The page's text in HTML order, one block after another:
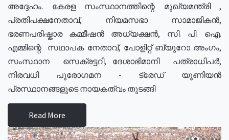
അദ്ദേഹം. കേരള സംസ്ഥാനത്തിന്റെ മുഖ്യമന്ത്രി ,
പ്രതിപക്ഷനേതാവ്, നിയമസഭാ സാമാജികൻ,
ഭരണപരിഷ്കാര കമ്മീഷൻ അധ്യക്ഷൻ, സി. പി. ഐ.
എമ്മിന്റെ സഥാപക നേതാവ്, പോളിറ്റ് ബ്യുറോ അംഗം,
സംസ്ഥാന സെക്രട്ടറി, ദേശാഭിമാനി പത്രാധിപർ,
നിരവധി പുരോഗമന - ട്രേഡ് യൂണിയൻ
പ്രസ്ഥാനങ്ങളുടെ നായകത്വം തുടങ്ങി
Read More